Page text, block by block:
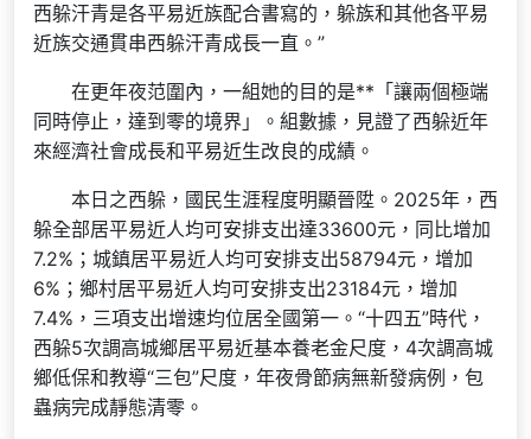
西躲汗青是各平易近族配合書寫的，躲族和其他各平易
近族交通貫串西躲汗青成長一直。”
在更年夜范圍內，一組她的目的是**「讓兩個極端
同時停止，達到零的境界」。組數據，見證了西躲近年
來經濟社會成長和平易近生改良的成績。
本日之西躲，國民生涯程度明顯晉陞。2025年，西
躲全部居平易近人均可安排支出達33600元，同比增加
7.2%；城鎮居平易近人均可安排支出58794元，增加
6%；鄉村居平易近人均可安排支出23184元，增加
7.4%，三項支出增速均位居全國第一。“十四五”時代，
西躲5次調高城鄉居平易近基本養老金尺度，4次調高城
鄉低保和教導“三包”尺度，年夜骨節病無新發病例，包
蟲病完成靜態清零。